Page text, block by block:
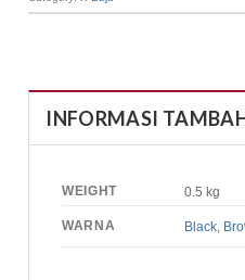
INFORMASI
WEIGHT 0.5 kg
WARNA Black